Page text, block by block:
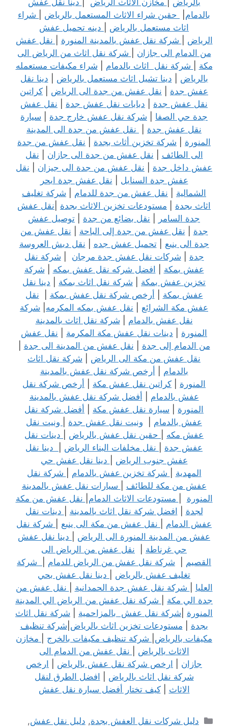
بالرياض مخازن الاثاث الرياض
دينا نقل عفش
بالدمام
حقين شراء الاثاث المستعمل بالرياض
شراء
اثاث مستعمل بالرياض
دينه تحميل عفش
الرياض
شركة نقل عفش بالمدينة المنورة
نقل عفش
من الدمام الى جازان
شركة نقل اثاث من الرياض الى
مكة
شركة نقل اثاث بالدمام
شراء مكيفات مستعمله
بالرياض
دينا تشيل اثاث مستعمل بالرياض
دينا نقل
عفش جدة
نقل عفش من جدة الى الرياض
كراتين
نقل عفش جدة
دبابات نقل عفش جدة
نقل عفش
جدة حي الصفا
شركة نقل عفش خارج جدة
سيارة
نقل عفش جدة
نقل عفش من جدة الى المدينة
المنورة
شركة تخزين أثاث بجدة
نقل عفش من جدة
الى الطائف
نقل عفش من جدة الى جازان
نقل
عفش داخل جدة
نقل عفش من جدة الى جيزان
نقل
عفش جدة السنابل
نقل عفش جدة ابحر
الشمالية
نقل عفش من جدة للدمام
شركة تغليف
اثاث بجدة
مستودعات تخزين الاثاث بجدة
نقل عفش
جدة السامر
نقل بضائع من جدة
توصيل عفش
جدة
نقل عفش من جدة إلى الباحة
نقل عفش من
جدة الى ينبع |تحميل عفش جده
نقل دبش العروسة
جدة
شركات نقل عفش جدة مرجان
شركة نقل
عفش بمكة
افضل شركه نقل عفش بمكه
شركة
تخزين عفش بمكة
شركة نقل اثاث بمكة
دينا نقل
عفش بمكة
أرخص شركة نقل عفش بمكة
نقل
عفش مكة الشرائع
نقل عفش بمكه المكرمه
شركة
نقل عفش بالدمام
شركة نقل اثاث بالمدينة
المنورة
دينات نقل عفش مكة المكرمة
نقل عفش
من الدمام إلى جدة
نقل عفش من المدينة الى جدة
نقل عفش من مكة الى الرياض
شركة نقل اثاث
بالدمام
أرخص شركة نقل عفش بالمدينة
المنورة
كراتين نقل عفش مكة
أرخص شركة نقل
عفش بالدمام
أفضل شركة نقل عفش بالمدينة
المنورة
سيارة نقل عفش مكة
أفضل شركة نقل
عفش بالدمام
ونيت نقل عفش جدة
ونيت نقل
عفش مكه
حقين نقل عفش بالرياض
دينات نقل
عفش جدة
نقل مخلفات البناء الرياض
دينا نقل
عفش جنوب الرياض
دينا نقل عفش حي
المهدية
شركة تخزين عفش بالدمام
شركة نقل
عفش من مكة للطائف
سيارات نقل عفش بالمدينة
المنورة
مستودعات الاثاث الدمام
نقل عفش من مكة
لجدة
افضل شركة نقل اثاث بالمدينة
دينات نقل
عفش الدمام
نقل عفش من مكة الى ينبع
شركة نقل
عفش من المدينة المنورة الى الرياض
دينا نقل عفش
حي غرناطة
نقل عفش من الرياض الى
القصيم
شركة نقل عفش من الرياض للدمام
شركة
تغليف عفش بالرياض
دينا نقل عفش بحي
العليا
شركة نقل عفش جدة الحمدانية
نقل عفش من
جدة الي مكة
شركة نقل عفش من الرياض الي المدينة
المنورة
شركة نقل عفش بالمزاحمية
شركة نقل اثاث
بجدة
مستودعات تخزين اثاث بالرياض شركة تنظيف
مكيفات بالرياض
شركة تنظيف مكيفات بالخرج
مخازن
الاثاث بالرياض
نقل عفش من الدمام الى
جازان
ارخص شركة نقل عفش بالرياض
ارخص
شركة نقل اثاث بالرياض
افضل الطرق لنقل
الاثاث |كيف تختار أفضل سيارة نقل عفش
التصنيفات
دليل شركات نقل العفش بجدة, دليل نقل عفش,